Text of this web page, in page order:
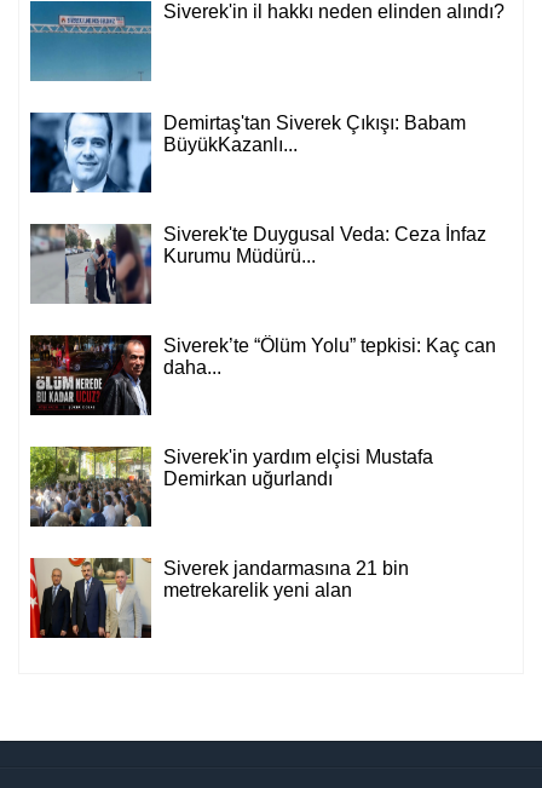
Siverek'in il hakkı neden elinden alındı?
Demirtaş'tan Siverek Çıkışı: Babam
BüyükKazanlı...
Siverek'te Duygusal Veda: Ceza İnfaz
Kurumu Müdürü...
Siverek’te “Ölüm Yolu” tepkisi: Kaç can
daha...
Siverek'in yardım elçisi Mustafa
Demirkan uğurlandı
Siverek jandarmasına 21 bin
metrekarelik yeni alan